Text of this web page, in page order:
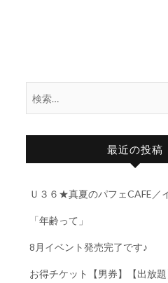
最近の投稿
Ｕ３６★真夏のパフェCAFE／
「年齢って」
8月イベント発売完了です♪
お得チケット【男券】【出放題